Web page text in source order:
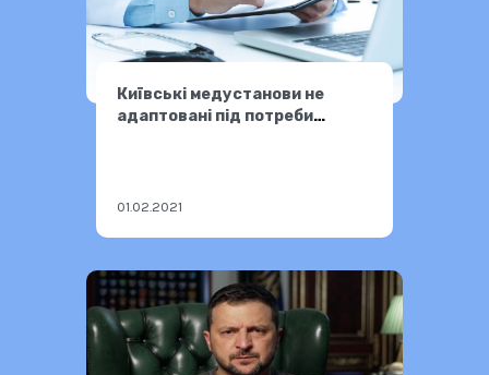
Київські медустанови не
адаптовані під потреби
01.02.2021